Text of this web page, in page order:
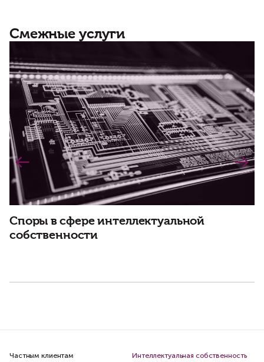
Смежные услуги
Споры в сфере интеллектуальной
собственности
Частным клиентам Интеллектуальная собственность